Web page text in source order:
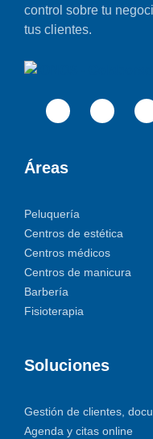
control sobre tu
tus clientes.
Áreas
Peluquería
Centros de estética
Centros médicos
Centros de manicura
Barbería
Fisioterapia
Soluciones
Gestión de clientes,
Agenda y citas online